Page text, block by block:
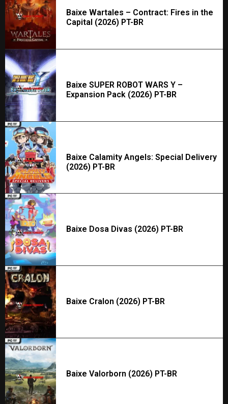
Baixe Wartales – Contract: Fires in the
Capital (2026) PT-BR
Baixe SUPER ROBOT WARS Y –
Expansion Pack (2026) PT-BR
Baixe Calamity Angels: Special Delivery
(2026) PT-BR
Baixe Dosa Divas (2026) PT-BR
Baixe Cralon (2026) PT-BR
Baixe Valorborn (2026) PT-BR